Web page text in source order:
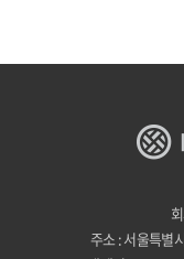
주소 : 서울특별